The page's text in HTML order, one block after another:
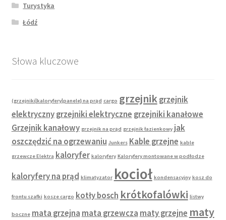
Turystyka
Łódź
Słowa kluczowe
(grzejniki|kaloryfery|panele} na prąd cargo grzejnik grzejnik
elektryczny grzejniki elektryczne grzejniki kanałowe
Grzejnik kanałowy grzejnik na prąd grzejnik łazienkowy jak
oszczędzić na ogrzewaniu Junkers Kable grzejne kable
grzewcze Elektra kaloryfer kaloryfery Kaloryfery montowane w podłodze
kaloryfery na prąd klimatyzator kocioł kondensacyjny kosz do
frontu szafki kosze cargo kotły bosch krótkofalówki listwy
boczne mata grzejna mata grzewcza maty grzejne maty